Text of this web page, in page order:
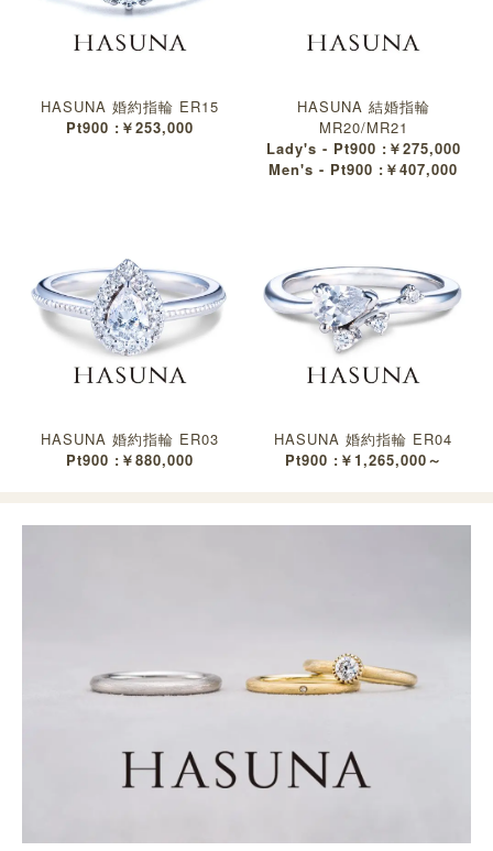
HASUNA 婚約指輪 ER15
Pt900 :￥253,000
HASUNA 結婚指輪
MR20/MR21
Lady's - Pt900 :￥275,000
Men's - Pt900 :￥407,000
HASUNA 婚約指輪 ER03
Pt900 :￥880,000
HASUNA 婚約指輪 ER04
Pt900 :￥1,265,000～